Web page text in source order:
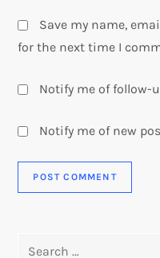
Save my name,
for the next time I
Notify me of follow-
Notify me of new